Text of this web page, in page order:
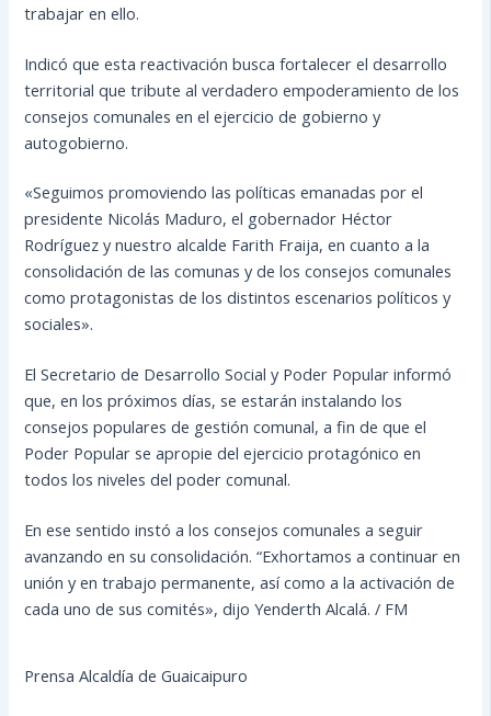
trabajar en ello.
Indicó que esta reactivación busca fortalecer el desarrollo
territorial que tribute al verdadero empoderamiento de los
consejos comunales en el ejercicio de gobierno y
autogobierno.
«Seguimos promoviendo las políticas emanadas por el
presidente Nicolás Maduro, el gobernador Héctor
Rodríguez y nuestro alcalde Farith Fraija, en cuanto a la
consolidación de las comunas y de los consejos comunales
como protagonistas de los distintos escenarios políticos y
sociales».
El Secretario de Desarrollo Social y Poder Popular informó
que, en los próximos días, se estarán instalando los
consejos populares de gestión comunal, a fin de que el
Poder Popular se apropie del ejercicio protagónico en
todos los niveles del poder comunal.
En ese sentido instó a los consejos comunales a seguir
avanzando en su consolidación. “Exhortamos a continuar en
unión y en trabajo permanente, así como a la activación de
cada uno de sus comités», dijo Yenderth Alcalá. / FM
Prensa Alcaldía de Guaicaipuro